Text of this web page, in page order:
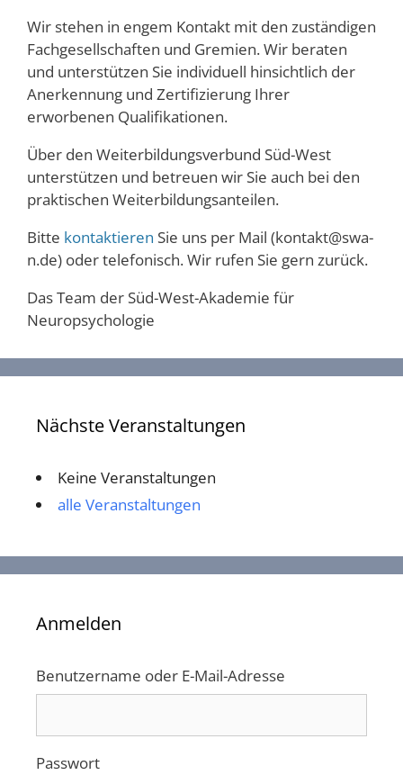
Wir stehen in engem Kontakt mit den zuständigen
Fachgesellschaften und Gremien. Wir beraten
und unterstützen Sie individuell hinsichtlich der
Anerkennung und Zertifizierung Ihrer
erworbenen Qualifikationen.
Über den Weiterbildungsverbund Süd-West
unterstützen und betreuen wir Sie auch bei den
praktischen Weiterbildungsanteilen.
Bitte kontaktieren Sie uns per Mail (kontakt@swa-
n.de) oder telefonisch. Wir rufen Sie gern zurück.
Das Team der Süd-West-Akademie für
Neuropsychologie
Nächste Veranstaltungen
Keine Veranstaltungen
alle Veranstaltungen
Anmelden
Benutzername oder E-Mail-Adresse
Passwort